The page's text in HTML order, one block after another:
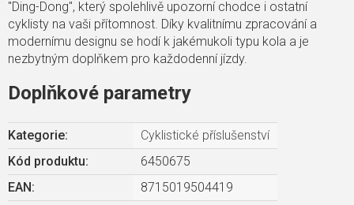
"Ding-Dong", který spolehlivě upozorní chodce i ostatní
cyklisty na vaši přítomnost. Díky kvalitnímu zpracování a
modernímu designu se hodí k jakémukoli typu kola a je
nezbytným doplňkem pro každodenní jízdy.
Doplňkové parametry
Kategorie:
Cyklistické příslušenství
Kód produktu:
6450675
EAN :
8715019504419